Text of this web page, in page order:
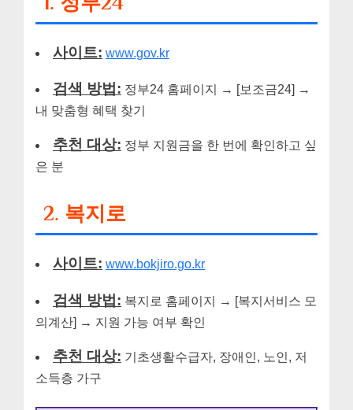
사이트: www.gov.kr
검색 방법: 정부24 홈페이지 → [보조금24] →
내 맞춤형 혜택 찾기
추천 대상: 정부 지원금을 한 번에 확인하고 싶
은 분
2. 복지로
사이트: www.bokjiro.go.kr
검색 방법: 복지로 홈페이지 → [복지서비스 모
의계산] → 지원 가능 여부 확인
추천 대상: 기초생활수급자, 장애인, 노인, 저
소득층 가구